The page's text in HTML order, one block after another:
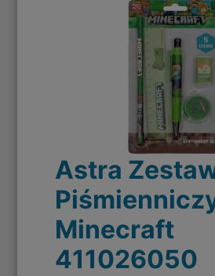
Astra
Minecraft
411026050